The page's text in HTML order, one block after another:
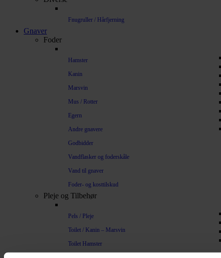
Fnugruller / Hårfjerning
Gnaver
Foder
Hamster
Kanin
Marsvin
Mus / Rotter
Egern
Andre gnavere
Godbidder
Vandflasker og foderskåle
Vand til gnaver
Foder- og kosttilskud
Pleje og Tilbehør
Pels / Pleje
Toilet / Kanin – Marsvin
Toilet Hamster